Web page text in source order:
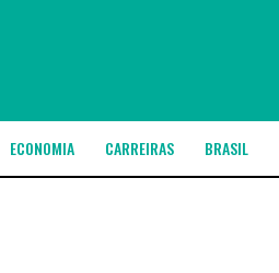
ECONOMIA CARREIRAS BRASIL